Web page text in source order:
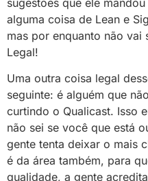
alguma coisa de Lean e
mas por enquanto não vai
Legal!
Uma outra coisa legal
seguinte: é alguém que
curtindo o Qualicast. Isso
não sei se você que está
gente tenta deixar o mais
é da área também, para
qualidade, a gente